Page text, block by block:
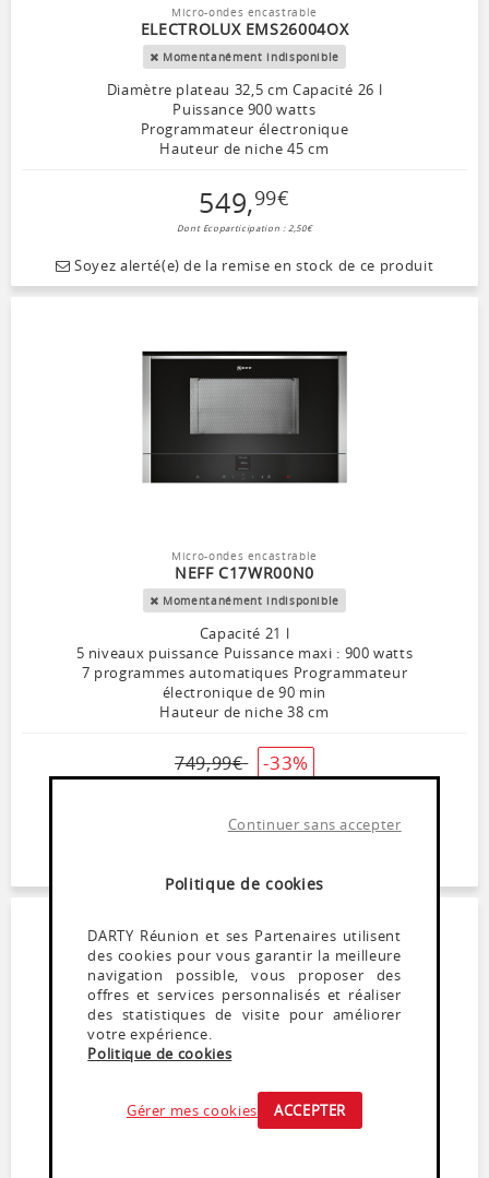
Micro-ondes encastrable
ELECTROLUX EMS26004OX
Momentanément indisponible
Diamètre plateau 32,5 cm Capacité 26 l
Puissance 900 watts
Programmateur électronique
Hauteur de niche 45 cm
549,99€
Dont Ecoparticipation : 2,50€
Soyez alerté(e) de la remise en stock de ce produit
Micro-ondes encastrable
NEFF C17WR00N0
Momentanément indisponible
Capacité 21 l
5 niveaux puissance Puissance maxi : 900 watts
7 programmes automatiques Programmateur
électronique de 90 min
Hauteur de niche 38 cm
749,99€ -33%
Dont Ecoparticipation : 2,71€
Politique de cookies
Continuer sans accepter
DARTY Réunion et ses Partenaires utilisent
des cookies pour vous garantir la meilleure
navigation possible, vous proposer des
offres et services personnalisés et réaliser
des statistiques de visite pour améliorer
votre expérience.
Politique de cookies
Gérer mes cookies ACCEPTER